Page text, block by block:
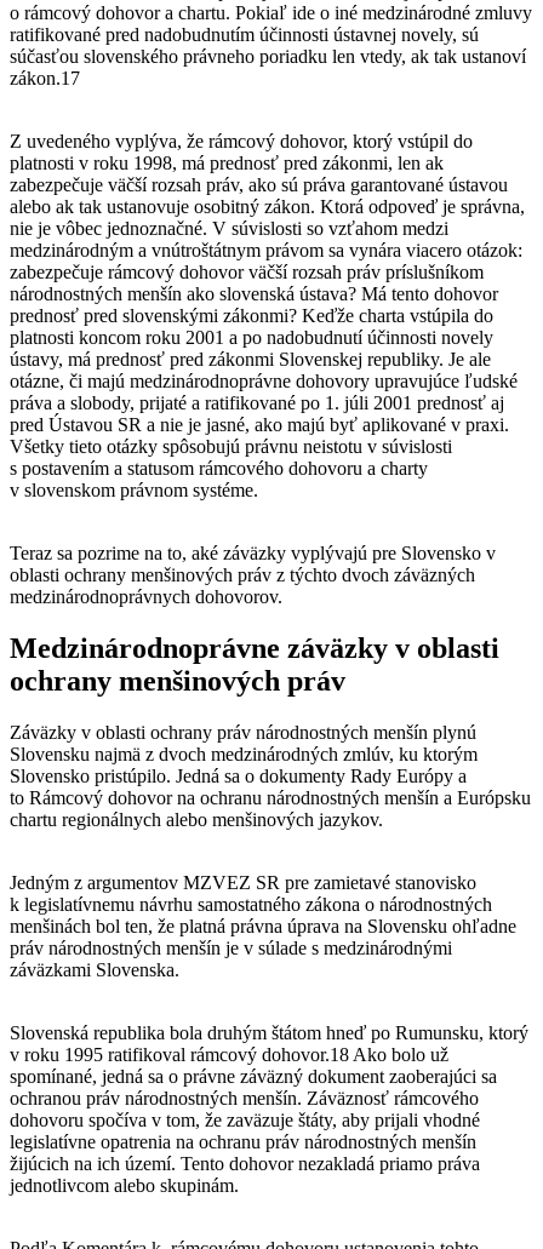
o rámcový dohovor a chartu. Pokiaľ ide o iné medzinárodné zmluvy
ratifikované pred nadobudnutím účinnosti ústavnej novely, sú
súčasťou slovenského právneho poriadku len vtedy, ak tak ustanoví
zákon.17
Z uvedeného vyplýva, že rámcový dohovor, ktorý vstúpil do
platnosti v roku 1998, má prednosť pred zákonmi, len ak
zabezpečuje väčší rozsah práv, ako sú práva garantované ústavou
alebo ak tak ustanovuje osobitný zákon. Ktorá odpoveď je správna,
nie je vôbec jednoznačné. V súvislosti so vzťahom medzi
medzinárodným a vnútroštátnym právom sa vynára viacero otázok:
zabezpečuje rámcový dohovor väčší rozsah práv príslušníkom
národnostných menšín ako slovenská ústava? Má tento dohovor
prednosť pred slovenskými zákonmi? Keďže charta vstúpila do
platnosti koncom roku 2001 a po nadobudnutí účinnosti novely
ústavy, má prednosť pred zákonmi Slovenskej republiky. Je ale
otázne, či majú medzinárodnoprávne dohovory upravujúce ľudské
práva a slobody, prijaté a ratifikované po 1. júli 2001 prednosť aj
pred Ústavou SR a nie je jasné, ako majú byť aplikované v praxi.
Všetky tieto otázky spôsobujú právnu neistotu v súvislosti
s postavením a statusom rámcového dohovoru a charty
v slovenskom právnom systéme.
Teraz sa pozrime na to, aké záväzky vyplývajú pre Slovensko v
oblasti ochrany menšinových práv z týchto dvoch záväzných
medzinárodnoprávnych dohovorov.
Medzinárodnoprávne záväzky v oblasti
ochrany menšinových práv
Záväzky v oblasti ochrany práv národnostných menšín plynú
Slovensku najmä z dvoch medzinárodných zmlúv, ku ktorým
Slovensko pristúpilo. Jedná sa o dokumenty Rady Európy a
to Rámcový dohovor na ochranu národnostných menšín a Európsku
chartu regionálnych alebo menšinových jazykov.
Jedným z argumentov MZVEZ SR pre zamietavé stanovisko
k legislatívnemu návrhu samostatného zákona o národnostných
menšinách bol ten, že platná právna úprava na Slovensku ohľadne
práv národnostných menšín je v súlade s medzinárodnými
záväzkami Slovenska.
Slovenská republika bola druhým štátom hneď po Rumunsku, ktorý
v roku 1995 ratifikoval rámcový dohovor.18 Ako bolo už
spomínané, jedná sa o právne záväzný dokument zaoberajúci sa
ochranou práv národnostných menšín. Záväznosť rámcového
dohovoru spočíva v tom, že zaväzuje štáty, aby prijali vhodné
legislatívne opatrenia na ochranu práv národnostných menšín
žijúcich na ich území. Tento dohovor nezakladá priamo práva
jednotlivcom alebo skupinám.